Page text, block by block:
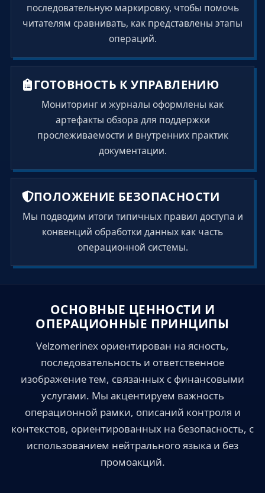
последовательную маркировку, чтобы помочь
читателям сравнивать, как представлены этапы
операций.
ГОТОВНОСТЬ К УПРАВЛЕНИЮ
Мониторинг и журналы оформлены как
артефакты обзора для поддержки
прослеживаемости и внутренних практик
документации.
ПОЛОЖЕНИЕ БЕЗОПАСНОСТИ
Мы подводим итоги типичных правил доступа и
конвенций обработки данных как часть
операционной системы.
ОСНОВНЫЕ ЦЕННОСТИ И
ОПЕРАЦИОННЫЕ ПРИНЦИПЫ
Velzomerinex ориентирован на ясность,
последовательность и ответственное
изображение тем, связанных с финансовыми
услугами. Мы акцентируем важность
операционной рамки, описаний контроля и
контекстов, ориентированных на безопасность, с
использованием нейтрального языка и без
промоакций.